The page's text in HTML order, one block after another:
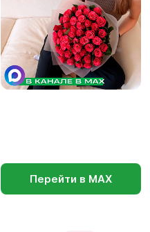
Перейти в МАХ